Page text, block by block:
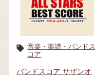
音楽・楽譜・バンドス
コア
バンドスコア サザンオ